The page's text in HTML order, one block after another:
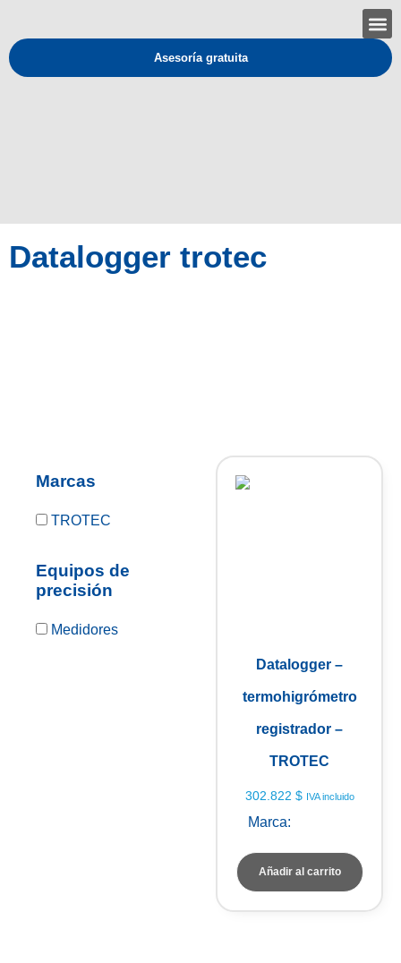
Asesoría gratuita
Datalogger trotec
Marcas
TROTEC
Equipos de
precisión
Medidores
Datalogger –
termohigrómetro
registrador –
TROTEC
302.822 $ IVA incluido
Marca:
Añadir al carrito